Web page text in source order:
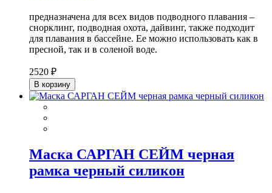
предназначена для всех видов подводного плавания –
снорклинг, подводная охота, дайвинг, также подходит
для плавания в бассейне. Ее можно использовать как в
пресной, так и в соленой воде.
2520 ₽
В корзину
Маска САРГАН СЕЙМ черная
рамка черный силикон